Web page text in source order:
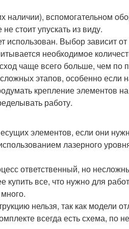
наличии), вспомогательном
стоит упускать из виду.
использован. Выбор зависит
необходимое
чаще всего больше, чем по
этапов, особенно если
крепление элементов
работу.
элементов, если они
лазерного
ответственный, но
купить все, что нужно для
нельзя, так как модели
всегда есть схема, по